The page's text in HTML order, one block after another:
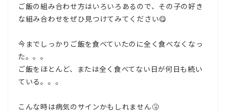
ご飯の組み合わせ方はいろいろあるので、その子の好き
な組み合わせをぜひ見つけてみてください😋
今までしっかりご飯を食べていたのに全く食べなくなっ
た。。。
ご飯をほとんど、または全く食べてない日が何日も続い
ている。。。
こんな時は病気のサインかもしれません🤧